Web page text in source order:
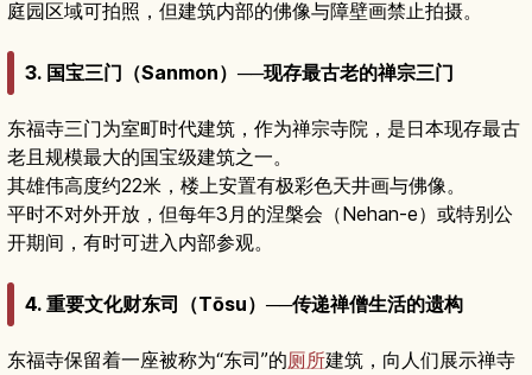
庭园区域可拍照，但建筑内部的佛像与障壁画禁止拍摄。
3. 国宝三门（Sanmon）──现存最古老的禅宗三门
东福寺三门为室町时代建筑，作为禅宗寺院，是日本现存最古
老且规模最大的国宝级建筑之一。
其雄伟高度约22米，楼上安置有极彩色天井画与佛像。
平时不对外开放，但每年3月的涅槃会（Nehan-e）或特别公
开期间，有时可进入内部参观。
4. 重要文化财东司（Tōsu）──传递禅僧生活的遗构
东福寺保留着一座被称为“东司”的厕所建筑，向人们展示禅寺